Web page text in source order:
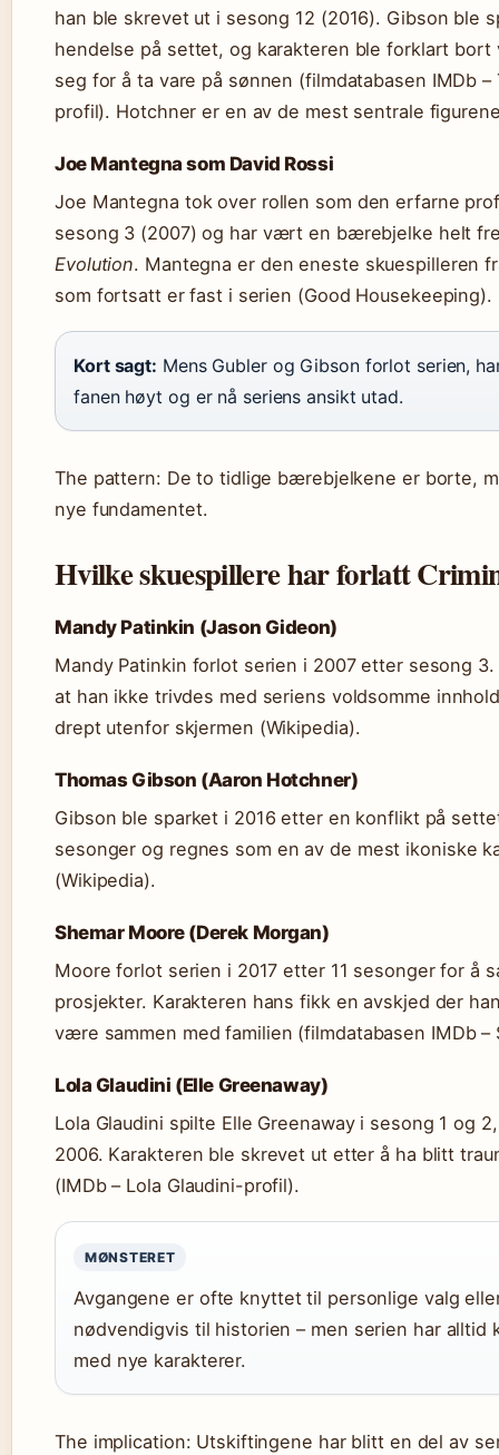
han ble skrevet ut i sesong 12 (2016). Gibson ble
hendelse på settet, og karakteren ble forklart bort
seg for å ta vare på sønnen (filmdatabasen IMDb
profil). Hotchner er en av de mest sentrale
Joe Mantegna som David Rossi
Joe Mantegna tok over rollen som den erfarne
sesong 3 (2007) og har vært en bærebjelke helt
Evolution. Mantegna er den eneste skuespilleren
som fortsatt er fast i serien (Good Housekeeping).
Kort sagt: Mens Gubler og Gibson forlot serien,
fanen høyt og er nå seriens ansikt utad.
The pattern: De to tidlige bærebjelkene er borte,
nye fundamentet.
Hvilke skuespillere har forlatt
Mandy Patinkin (Jason Gideon)
Mandy Patinkin forlot serien i 2007 etter sesong
at han ikke trivdes med seriens voldsomme
drept utenfor skjermen (Wikipedia).
Thomas Gibson (Aaron Hotchner)
Gibson ble sparket i 2016 etter en konflikt på
sesonger og regnes som en av de mest ikoniske
(Wikipedia).
Shemar Moore (Derek Morgan)
Moore forlot serien i 2017 etter 11 sesonger for å
prosjekter. Karakteren hans fikk en avskjed der
være sammen med familien (filmdatabasen IMDb
Lola Glaudini (Elle Greenaway)
Lola Glaudini spilte Elle Greenaway i sesong 1 og
2006. Karakteren ble skrevet ut etter å ha blitt
(IMDb – Lola Glaudini-profil).
MØNSTERET
Avgangene er ofte knyttet til personlige valg
nødvendigvis til historien – men serien har alltid
med nye karakterer.
The implication: Utskiftingene har blitt en del av